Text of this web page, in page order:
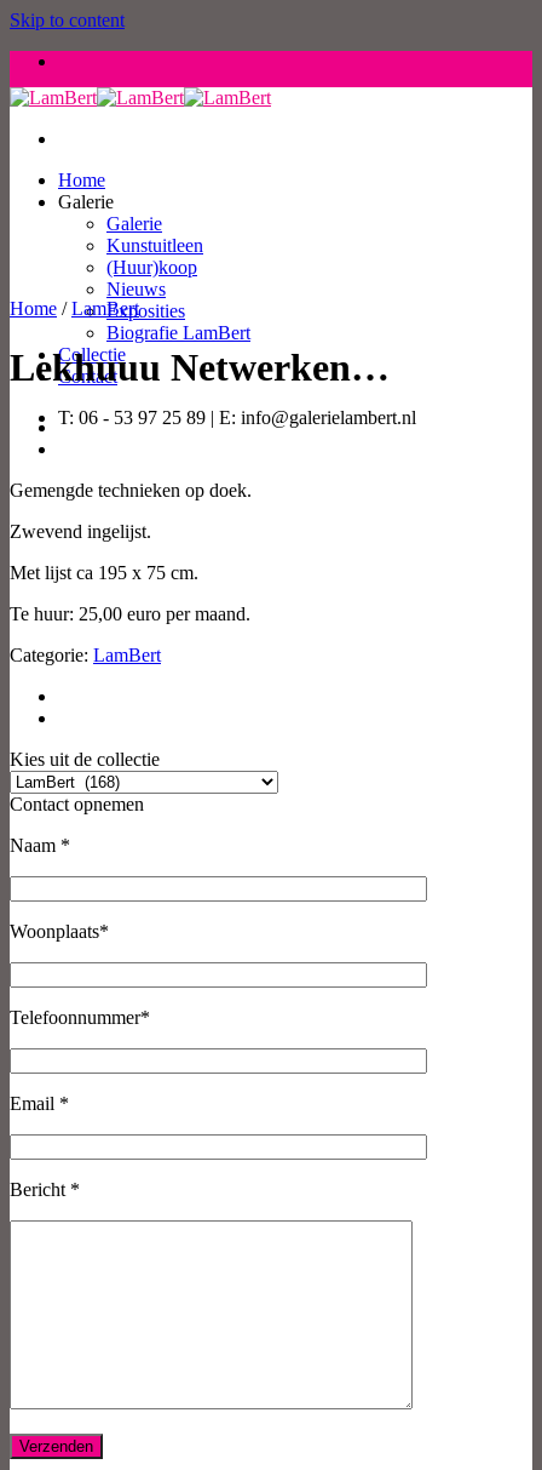
Skip to content
Home
Galerie
Galerie
Kunstuitleen
(Huur)koop
Nieuws
Exposities
Biografie LamBert
Collectie
Contact
T: 06 - 53 97 25 89 | E: info@galerielambert.nl
Home / LamBert
Lekhuuu Netwerken…
Gemengde technieken op doek.
Zwevend ingelijst.
Met lijst ca 195 x 75 cm.
Te huur: 25,00 euro per maand.
Categorie: LamBert
Kies uit de collectie
Contact opnemen
Naam *
Woonplaats*
Telefoonnummer*
Email *
Bericht *